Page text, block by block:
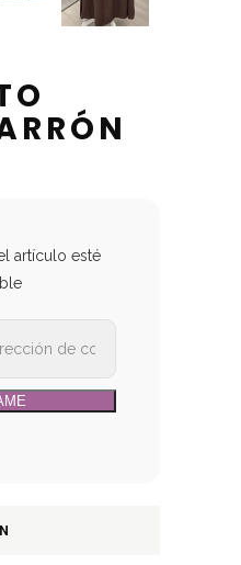
artículo esté